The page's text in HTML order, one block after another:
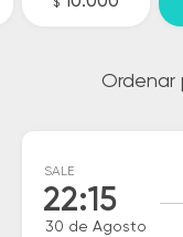
$
Ordenar
SALE
22:15
30 de Agosto